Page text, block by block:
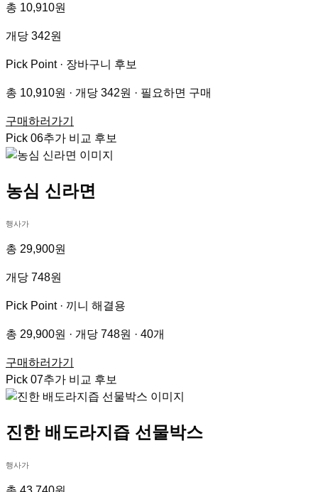
총 10,910원
개당 342원
Pick Point · 장바구니 후보
총 10,910원 · 개당 342원 · 필요하면 구매
구매하러가기
Pick 06추가 비교 후보
농심 신라면
행사가
총 29,900원
개당 748원
Pick Point · 끼니 해결용
총 29,900원 · 개당 748원 · 40개
구매하러가기
Pick 07추가 비교 후보
진한 배도라지즙 선물박스
행사가